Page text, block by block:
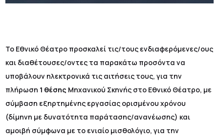
Το Εθνικό Θέατρο προσκαλεί τις/τους ενδιαφερόμενες/ους
και διαθέτουσες/οντες τα παρακάτω προσόντα να
υποβάλουν ηλεκτρονικά τις αιτήσεις τους, για την
πλήρωση 1 θέσης Μηχανικού Σκηνής στο Εθνικό Θέατρο, με
σύμβαση εξηρτημένης εργασίας ορισμένου χρόνου
(δίμηνη με δυνατότητα παράτασης/ανανέωσης) και
αμοιβή σύμφωνα με το ενιαίο μισθολόγιο, για την